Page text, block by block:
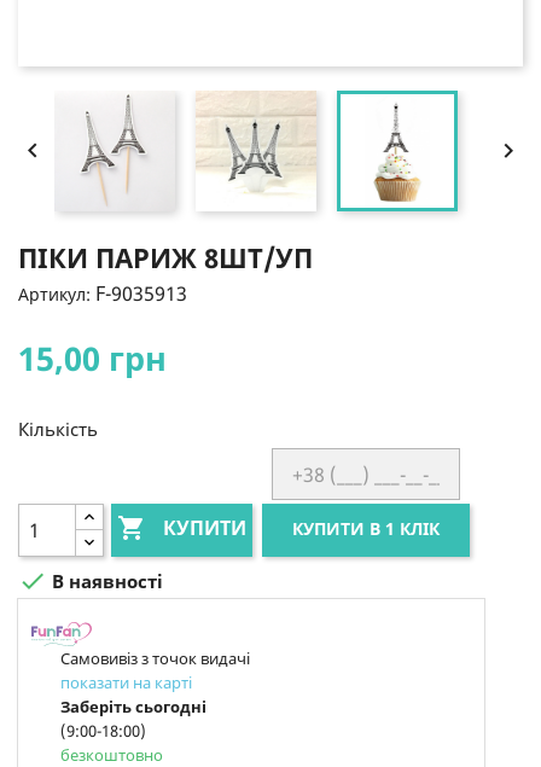
 
ПІКИ ПАРИЖ 8ШТ/УП
Артикул: F-9035913
15,00 грн
Кількість
 КУПИТИ КУПИТИ В 1 КЛІК
 В наявності
Самовивіз з точок видачі
показати на карті
Заберіть сьогодні
(9:00-18:00)
безкоштовно